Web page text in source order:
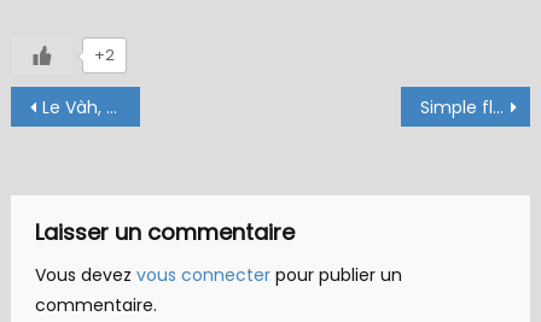
+2
Navigation
de
Le Vàh, rivière en Slovaquie Simple fly fishing
Laisser un commentaire
Vous devez vous connecterpour publier un
commentaire.